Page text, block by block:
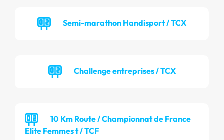
Semi-marathon Handisport / TCX
Challenge entreprises / TCX
10 Km Route / Championnat de France
Elite Femmes t / TCF